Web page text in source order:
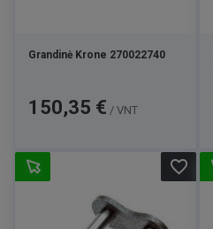
Grandinė Krone 270022740
Kaina
150,35 € / VNT
favorite_border